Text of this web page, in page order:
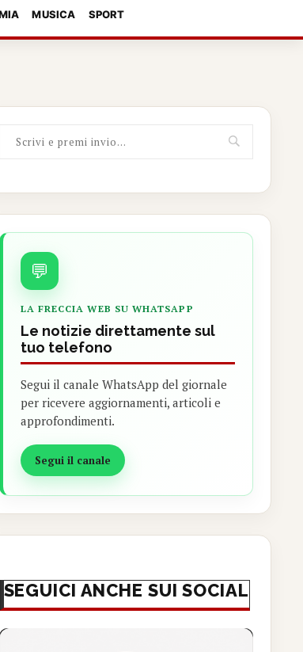
MUSICA SPORT
💬
LA FRECCIA WEB SU WHATSAPP
Le notizie direttamente sul
tuo telefono
Segui il canale WhatsApp del giornale
per ricevere aggiornamenti, articoli e
approfondimenti.
Segui il canale
SEGUICI ANCHE SUI SOCIAL